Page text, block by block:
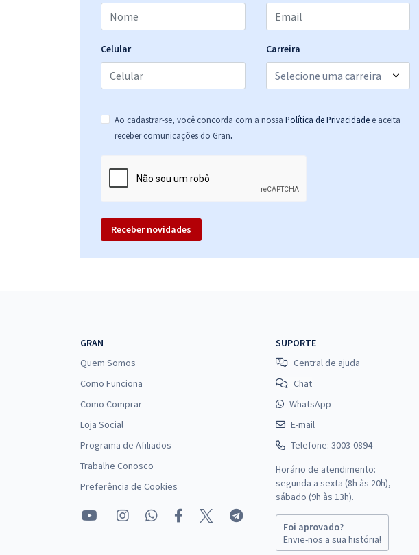
Prova Nacional Docente - PND (CNU Professores) -
Conhecimentos Específicos para o Cargo: Letras
Economize R$ 57,98
R$ 471,84à vista
39,32
(-20%)
Prova Nacional Docente - PND (CNU Professores) -
Conhecimentos Específicos para o Cargo:
ou 12x deR$19,32
Letras Inglês (Pós-edital)
Letras Português-Inglês (Pós-edital)
(-20%)
Prova Nacional Docente - PND (CNU Professores) -
Conhecimentos Específicos para o Cargo: Artes
Visuais (Pós-edital)
R$ 239,84à vista
ou 12x de
19,99
Celular Carreira
Ao cadastrar-se, você concorda com a nossa Política de Privacidade e aceita
receber comunicações do Gran.
Receber novidades
GRAN
Quem Somos
Como Funciona
Como Comprar
Loja Social
Programa de Afiliados
Trabalhe Conosco
Preferência de Cookies
SUPORTE
Central de ajuda
Chat
WhatsApp
E-mail
Telefone: 3003-0894
Horário de atendimento:
segunda a sexta (8h às 20h),
sábado (9h às 13h).
Foi aprovado?
Envie-nos a sua história!